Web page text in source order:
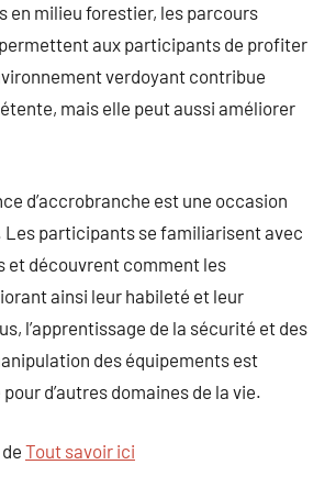
en milieu forestier, les parcours
aux participants de profiter
verdoyant contribue
mais elle peut aussi améliorer
d’accrobranche est une occasion
Les participants se familiarisent avec
et découvrent comment les
ainsi leur habileté et leur
l’apprentissage de la sécurité et des
des équipements est
d’autres domaines de la vie.
Tout savoir ici